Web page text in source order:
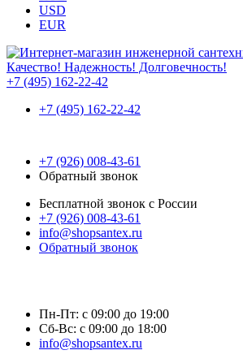
USD
EUR
Качество! Надежность! Долговечность!
+7 (495) 162-22-42
+7 (495) 162-22-42
+7 (926) 008-43-61
Обратный звонок
Бесплатной звонок с России
+7 (926) 008-43-61
info@shopsantex.ru
Обратный звонок
Пн-Пт: с 09:00 до 19:00
Сб-Вс: с 09:00 до 18:00
info@shopsantex.ru